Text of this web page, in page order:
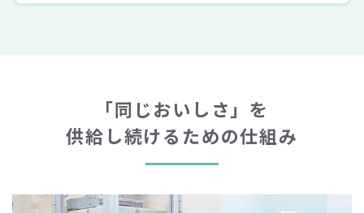
「同じおいしさ」を
供給し続けるための仕組み